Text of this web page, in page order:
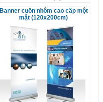
Banner cuốn nhôm cao cấp một
mặt (120x200cm)